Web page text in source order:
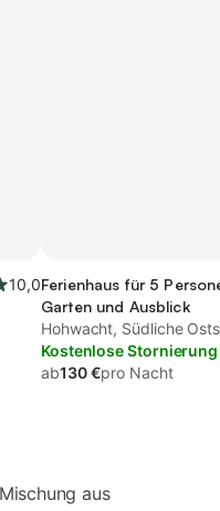
10,0Ferienhaus für 5
Garten und Ausblick
Hohwacht, Südliche
Kostenlose Stornierung
ab130 €pro Nacht
aus